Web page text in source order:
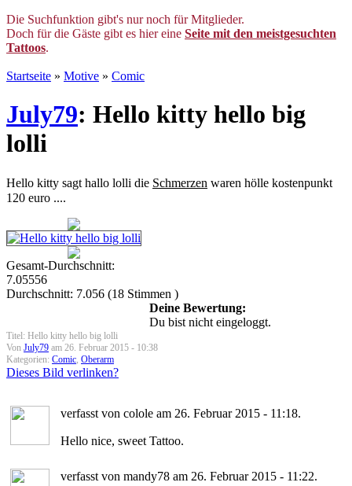
Die Suchfunktion gibt's nur noch für Mitglieder.
Doch für die Gäste gibt es hier eine Seite mit den meistgesuchten
Tattoos.
Startseite » Motive » Comic
July79: Hello kitty hello big
lolli
Hello kitty sagt hallo lolli die Schmerzen waren hölle kostenpunkt
120 euro ....
Gesamt-Durchschnitt:
7.05556
Durchschnitt: 7.056 (18 Stimmen )
Deine Bewertung:
Du bist nicht eingeloggt.
Titel: Hello kitty hello big lolli
Von July79 am 26. Februar 2015 - 10:38
Kategorien: Comic, Oberarm
Dieses Bild verlinken?
verfasst von colole am 26. Februar 2015 - 11:18.
Hello nice, sweet Tattoo.
verfasst von mandy78 am 26. Februar 2015 - 11:22.